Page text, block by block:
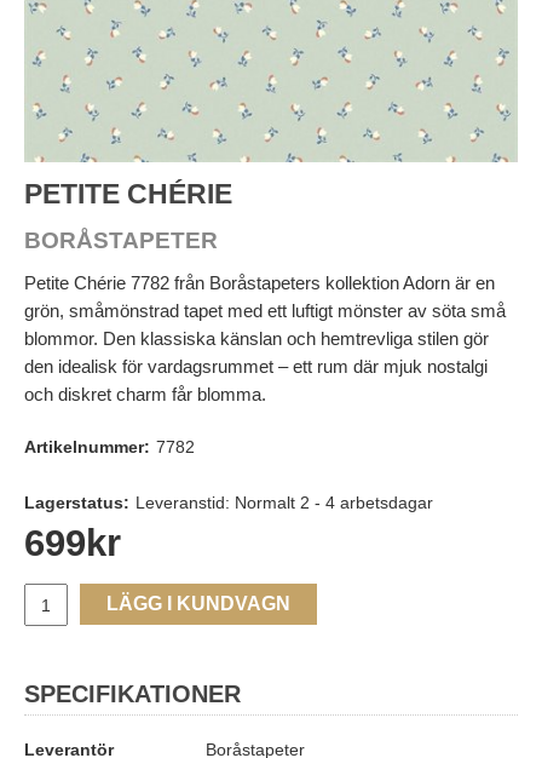
PETITE CHÉRIE
BORÅSTAPETER
Petite Chérie 7782 från Boråstapeters kollektion Adorn är en
grön, småmönstrad tapet med ett luftigt mönster av söta små
blommor. Den klassiska känslan och hemtrevliga stilen gör
den idealisk för vardagsrummet – ett rum där mjuk nostalgi
och diskret charm får blomma.
Artikelnummer: 7782
Lagerstatus: Leveranstid: Normalt 2 - 4 arbetsdagar
699 kr
LÄGG I KUNDVAGN
SPECIFIKATIONER
Leverantör Boråstapeter